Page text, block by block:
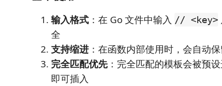
输入格式 ：在 Go 文件中输入 // <key>
全
支持缩进 ：在函数内部使用时，会自动
完全匹配优先：完全匹配的模板会被预
即可插入